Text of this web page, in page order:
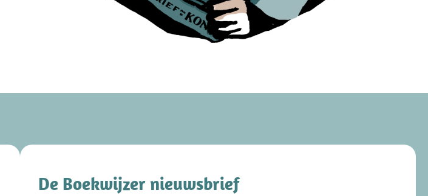
De Boekwijzer nieuwsbrief